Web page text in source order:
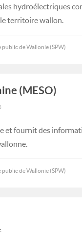
hydroélectriques
territoire wallon.
public de Wallonie (SPW)
(MESO)
et fournit des
public de Wallonie (SPW)